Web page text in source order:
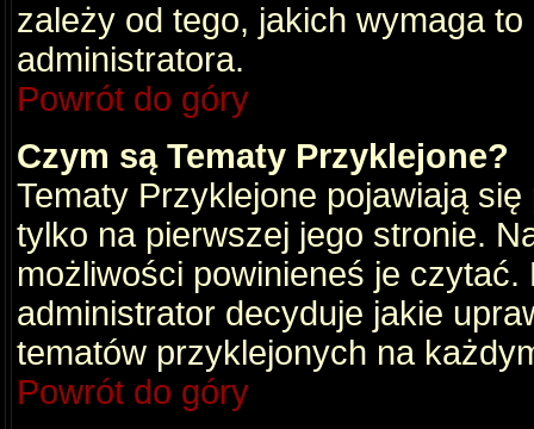
zależy od tego, jakich wymaga
administratora.
Powrót do góry
Czym są Tematy Przyklejone?
Tematy Przyklejone pojawiają
tylko na pierwszej jego stronie.
możliwości powinieneś je czytać.
administrator decyduje jakie
tematów przyklejonych na
Powrót do góry